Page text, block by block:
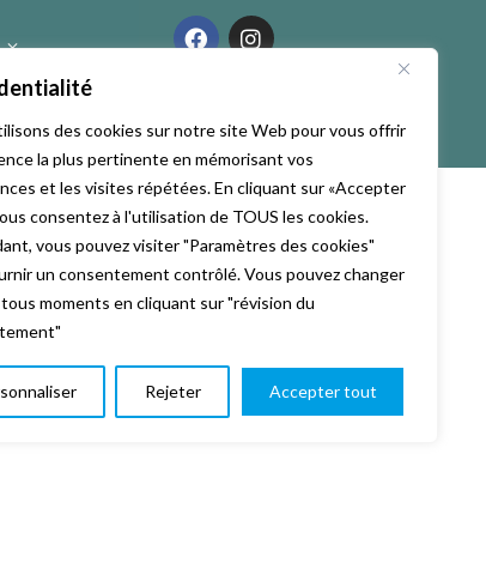
des cookies sur notre site Web pour vous offrir
la plus pertinente en mémorisant vos
et les visites répétées. En cliquant sur «Accepter
consentez à l'utilisation de TOUS les cookies.
vous pouvez visiter "Paramètres des cookies"
un consentement contrôlé. Vous pouvez changer
tous moments en cliquant sur "révision du
Rejeter Accepter tout
de faire une action ensemble, de manière solidaire.
Photo